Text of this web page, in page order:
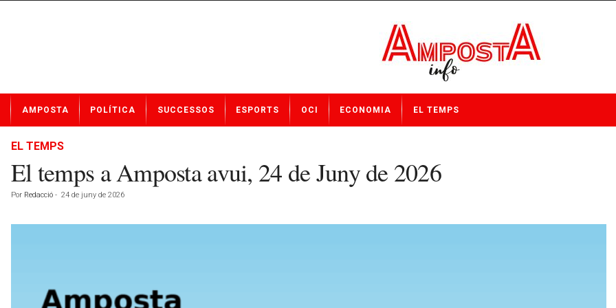
t
AMPOSTA POLÍTICA SUCCESSOS ESPORTS OCI ECONOMIA EL TEMPS
EL TEMPS
El temps a Amposta avui, 24 de Juny de 2026
Por Redacció - 24 de juny de 2026